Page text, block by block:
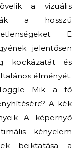
a vizuális
a hosszú
E
jelentősen
kockázatát és
élményét.
Mik a fő
A kék
A képernyő
kényelem
beiktatása a